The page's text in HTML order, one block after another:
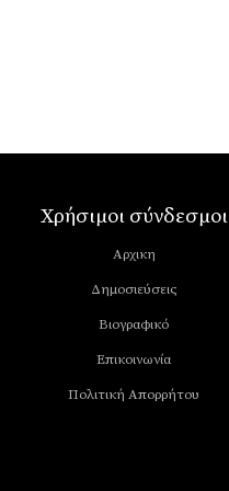
Χρήσιμοι σύνδεσμοι
Αρχικη
Δημοσιεύσεις
Βιογραφικό
Επικοινωνία
Πολιτική Απορρήτου